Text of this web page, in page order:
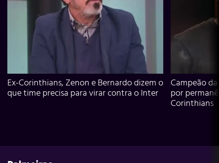
Ex-Corinthians, Zenon e Bernardo dizem o
que time precisa para virar contra o Inter
Campeão
por
Corinthians